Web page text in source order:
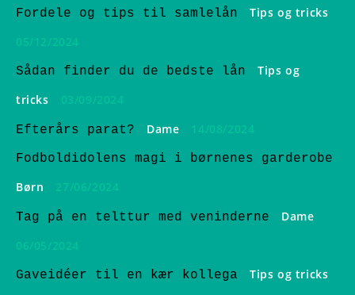
Fordele og tips til samlelån
Tips og tricks
05/12/2024
Sådan finder du de bedste lån
Tips og
tricks
03/09/2024
Efterårs parat? Dame 14/08/2024
Fodboldidolens magi i børnenes garderobe
Børn 27/06/2024
Tag på en telttur med veninderne
Dame
06/05/2024
Gaveidéer til en kær kollega
Tips og tricks